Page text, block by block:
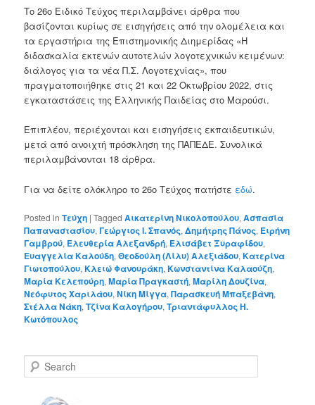
Το 26ο Ειδικό Τεύχος περιλαμβάνει άρθρα που
βασίζονται κυρίως σε εισηγήσεις από την ολομέλεια και
τα εργαστήρια της Επιστημονικής Διημερίδας «Η
διδασκαλία εκτενών αυτοτελών λογοτεχνικών κειμένων:
διάλογος για τα νέα Π.Σ. Λογοτεχνίας», που
πραγματοποιήθηκε στις 21 και 22 Οκτωβρίου 2022, στις
εγκαταστάσεις της Ελληνικής Παιδείας στο Μαρούσι.
Επιπλέον, περιέχονται και εισηγήσεις εκπαιδευτικών,
μετά από ανοιχτή πρόσκληση της ΠΑΠΕΔΕ. Συνολικά
περιλαμβάνονται 18 άρθρα.
Για να δείτε ολόκληρο το 26ο Τεύχος πατήστε εδώ.
Posted in Τεύχη |Tagged Αικατερίνη Νικολοπούλου,Ασπασία
Παπαναστασίου,Γεώργιος Ι. Σπανός,Δημήτρης Πάνος, Ειρήνη
Γαμβρού, Ελευθερία Αλεξανδρή, Ελισάβετ Ξυραφίδου,
Ευαγγελία Καλούδη,Θεοδούλη (Λίλυ) Αλεξιάδου,Κατερίνα
Γιωτοπούλου,Κλειώ Φανουράκη,Κωνσταντίνα Καλαούζη,
Μαρία Κελεπούρη,Μαρία Πραγκαστή,Μαρίλη Δουζίνα,
Νεόφυτος Χαριλάου,Νίκη Μίγγα,Παρασκευή Μπαξεβάνη,
Στέλλα Νάκη,Τζίνα Καλογήρου,Τριαντάφυλλος Η.
Κωτόπουλος
e